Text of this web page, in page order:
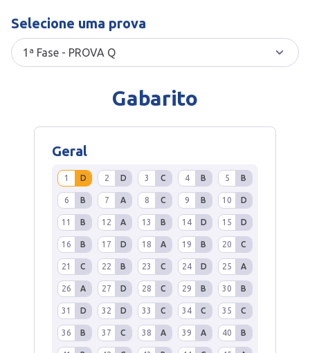
Selecione uma prova
Gabarito
Geral
1 D 2 D 3 C 4 B 5 B
6 B 7 A 8 C 9 B 10 D
11 B 12 A 13 B 14 D 15 D
16 B 17 D 18 A 19 B 20 C
21 C 22 B 23 C 24 D 25 A
26 A 27 D 28 C 29 B 30 B
31 D 32 D 33 C 34 C 35 C
36 B 37 C 38 A 39 A 40 B